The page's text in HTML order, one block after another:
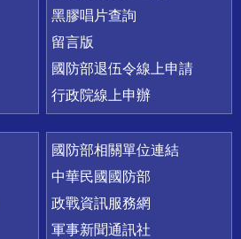
黑膠唱片查詢
留言版
國防部退伍令線上申請
行政院線上申辦
國防部相關單位連結
中華民國國防部
政戰資訊服務網
軍事新聞通訊社